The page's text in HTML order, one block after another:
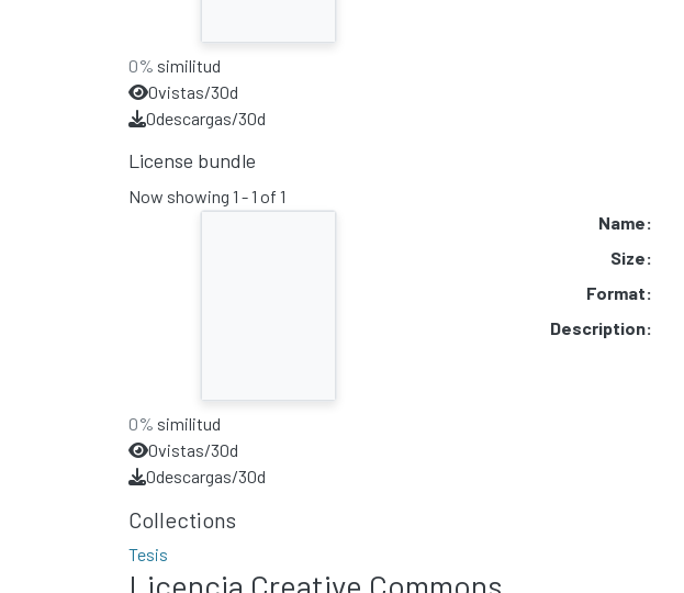
0% similitud
0vistas/30d
0descargas/30d
License bundle
Now showing 1 - 1 of 1
0% similitud
0vistas/30d
0descargas/30d
Name:
Size:
Format:
Description:
Collections
Tesis